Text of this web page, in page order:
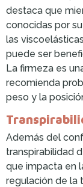
destaca que
conocidas por
las
puede ser
La firmeza es
recomienda
peso y la
Además del
transpirabilidad
que impacta en
regulación de la